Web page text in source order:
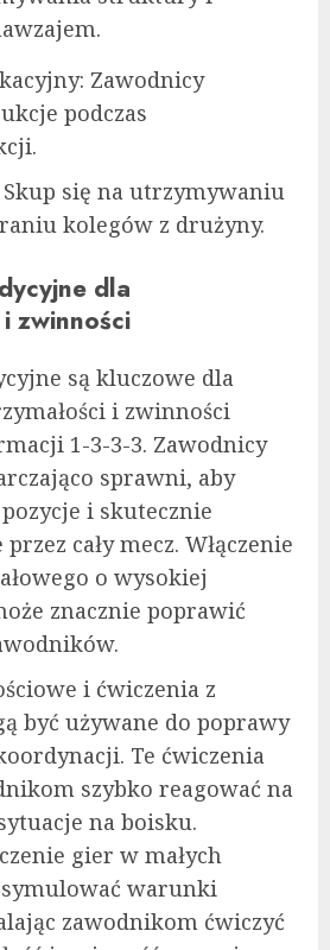
Zawodnicy
podczas
Skup się na utrzymywaniu
kolegów z drużyny.
dla
zwinności
są kluczowe dla
i zwinności
1-3-3-3. Zawodnicy
sprawni, aby
i skutecznie
cały mecz. Włączenie
o wysokiej
znacznie poprawić
i ćwiczenia z
być używane do poprawy
Te ćwiczenia
szybko reagować na
na boisku.
gier w małych
symulować warunki
zawodnikom ćwiczyć